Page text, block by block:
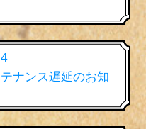
ナンス遅延のお知